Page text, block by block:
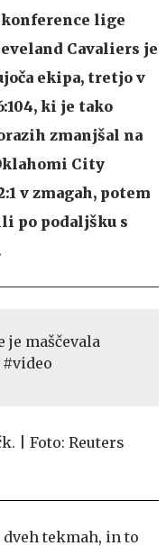
lige
Cavaliers je
ekipa, tretjo v
ki je tako
zmanjšal na
City
v zmagah, potem
po podaljšku s
je maščevala
#video
tekmah, in to